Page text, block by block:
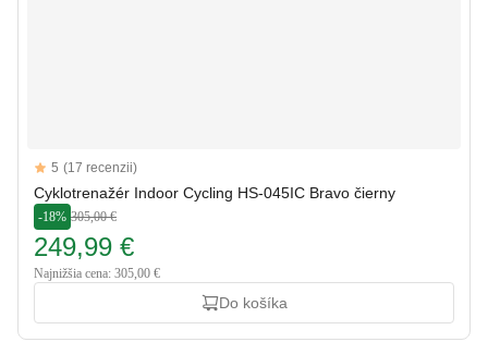
Reviews
5 out of 5 stars
5 (17 recenzii)
Cyklotrenažér Indoor Cycling HS-045IC Bravo čierny
-18% 305,00 €
249,99 €
Najnižšia cena: 305,00 €
Do košíka